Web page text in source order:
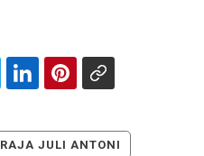
RAJA JULI ANTONI